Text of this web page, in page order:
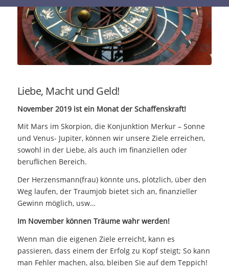
Liebe, Macht und Geld!
November 2019 ist ein Monat der Schaffenskraft!
Mit Mars im Skorpion, die Konjunktion Merkur – Sonne
und Venus- Jupiter, können wir unsere Ziele erreichen,
sowohl in der Liebe, als auch im finanziellen oder
beruflichen Bereich.
Der Herzensmann(frau) könnte uns, plötzlich, über den
Weg laufen, der Traumjob bietet sich an, finanzieller
Gewinn möglich, usw…
Im November können Träume wahr werden!
Wenn man die eigenen Ziele erreicht, kann es
passieren, dass einem der Erfolg zu Kopf steigt; So kann
man Fehler machen, also, bleiben Sie auf dem Teppich!